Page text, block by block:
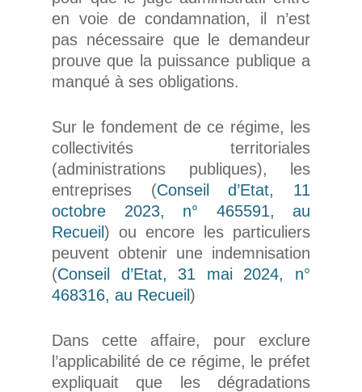
en voie de condamnation, il n’est
pas nécessaire que le demandeur
prouve que la puissance publique a
manqué à ses obligations.
Sur le fondement de ce régime, les
collectivités territoriales
(administrations publiques), les
entreprises (Conseil d’Etat, 11
octobre 2023, n° 465591, au
Recueil ) ou encore les particuliers
peuvent obtenir une indemnisation
(Conseil d’Etat, 31 mai 2024, n°
468316, au Recueil )
Dans cette affaire, pour exclure
l’applicabilité de ce régime, le préfet
expliquait que les dégradations